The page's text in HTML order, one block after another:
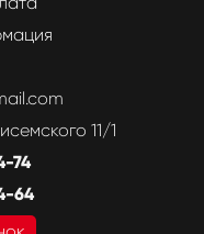
11/1
74
64